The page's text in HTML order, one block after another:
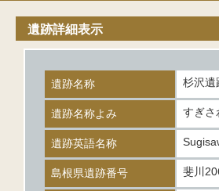
遺跡詳細表示
遺跡名称 杉沢遺
遺跡名称よみ すぎさ
遺跡英語名称
島根県遺跡番号 斐川